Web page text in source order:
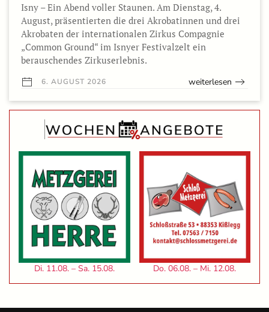
Isny – Ein Abend voller Staunen. Am Dienstag, 4.
August, präsentierten die drei Akrobatinnen und drei
Akrobaten der internationalen Zirkus Compagnie
„Common Ground“ im Isnyer Festivalzelt ein
berauschendes Zirkuserlebnis.
6. AUGUST 2026 weiterlesen
Di. 11.08. – Sa. 15.08. Do. 06.08. – Mi. 12.08.